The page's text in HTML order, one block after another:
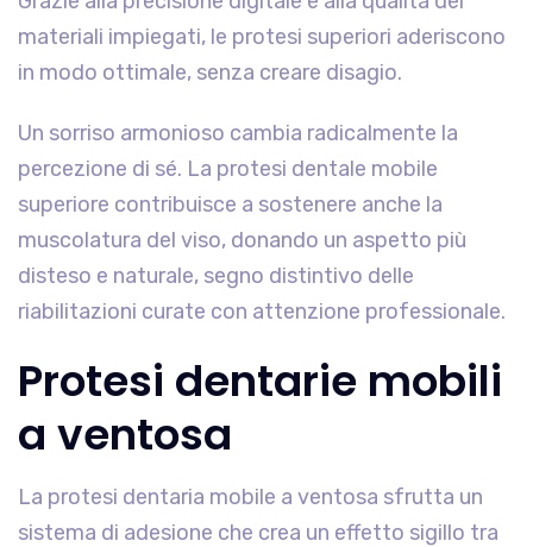
materiali impiegati, le protesi superiori aderiscono
in modo ottimale, senza creare disagio.
Un sorriso armonioso cambia radicalmente la
percezione di sé. La protesi dentale mobile
superiore contribuisce a sostenere anche la
muscolatura del viso, donando un aspetto più
disteso e naturale, segno distintivo delle
riabilitazioni curate con attenzione professionale.
Protesi dentarie mobili
a ventosa
La protesi dentaria mobile a ventosa sfrutta un
sistema di adesione che crea un effetto sigillo tra